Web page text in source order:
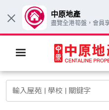
× 中原地產
盡覽全港筍盤，會員